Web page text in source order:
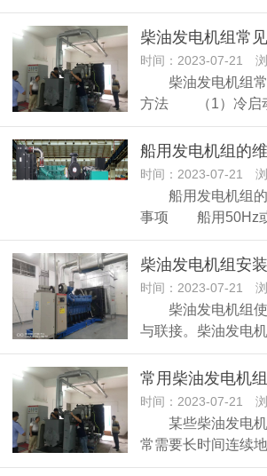
时间：2023-07-21
柴油发电机组常
方法 （1）冷启
时间：2023-07-21
船用发电机组的
事项 船用50Hz
时间：2023-07-21
柴油发电机组使
与联接。柴油发电
常用柴油发电机
时间：2023-07-21
某些柴油发电机
常需要长时间连续